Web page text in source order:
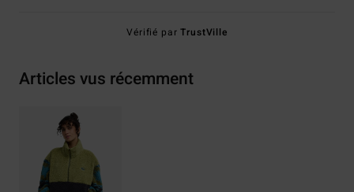
Vérifié parTrustVille
Articles vus récemment